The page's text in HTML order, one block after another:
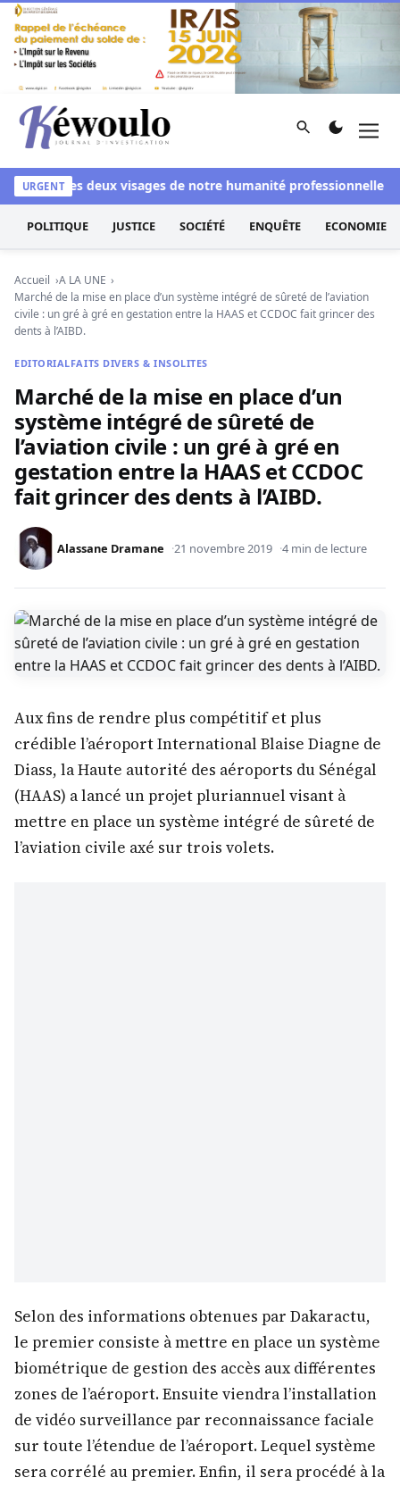
Aller au contenu
Kéwoulo, le premier site d'information et d'investigation
Rechercher
URGENT
Les deux visages de notre humanité professionnelle :
POLITIQUE JUSTICE SOCIÉTÉ ENQUÊTE ECONOMIE
Accueil
A LA UNE
Marché de la mise en place d’un système intégré de sûreté de l’aviation
civile : un gré à gré en gestation entre la HAAS et CCDOC fait grincer des
dents à l’AIBD.
EDITORIALFAITS DIVERS & INSOLITES
Marché de la mise en place d’un
système intégré de sûreté de
l’aviation civile : un gré à gré en
gestation entre la HAAS et CCDOC
fait grincer des dents à l’AIBD.
Alassane Dramane 21 novembre 2019 4 min de lecture
Aux fins de rendre plus compétitif et plus
crédible l’aéroport International Blaise Diagne de
Diass, la Haute autorité des aéroports du Sénégal
(HAAS) a lancé un projet pluriannuel visant à
mettre en place un système intégré de sûreté de
l’aviation civile axé sur trois volets.
Selon des informations obtenues par Dakaractu,
le premier consiste à mettre en place un système
biométrique de gestion des accès aux différentes
zones de l’aéroport. Ensuite viendra l’installation
de vidéo surveillance par reconnaissance faciale
sur toute l’étendue de l’aéroport. Lequel système
sera corrélé au premier. Enfin, il sera procédé à la